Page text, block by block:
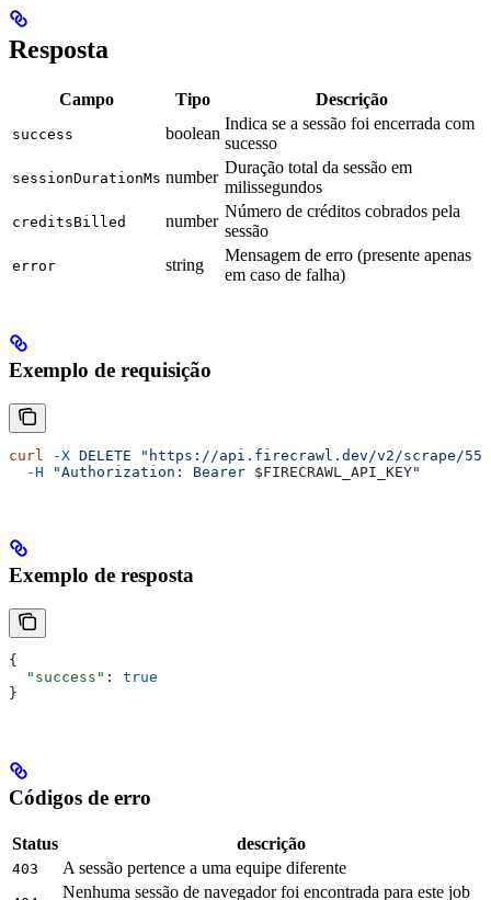
Resposta
Campo Tipo Descrição
success boolean
Indica se a sessão foi encerrada com
sucesso
sessionDurationMs number
Duração total da sessão em
milissegundos
creditsBilled number
Número de créditos cobrados pela
sessão
error string
Mensagem de erro (presente apenas
em caso de falha)
Exemplo de requisição
curl -X DELETE "https://api.firecrawl.dev/v2/scrape/
  -H
"Authorization: Bearer $FIRECRAWL_API_KEY"
Exemplo de resposta
{
  "success"
: true
}
Códigos de erro
Status descrição
403 A sessão pertence a uma equipe diferente
Nenhuma sessão de navegador foi encontrada para este job